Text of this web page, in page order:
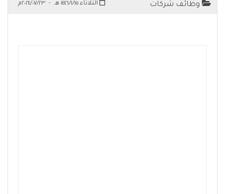
وظائف شركات الثلاثاء ١٤٤٦/١/١٥ هـ - ٢٠٢٤/٠٧/٢٣م